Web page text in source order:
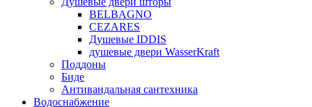
BELBAGNO
CEZARES
Душевые IDDIS
душевые двери WasserKraft
Поддоны
Биде
Антивандальная сантехника
Водоснабжение